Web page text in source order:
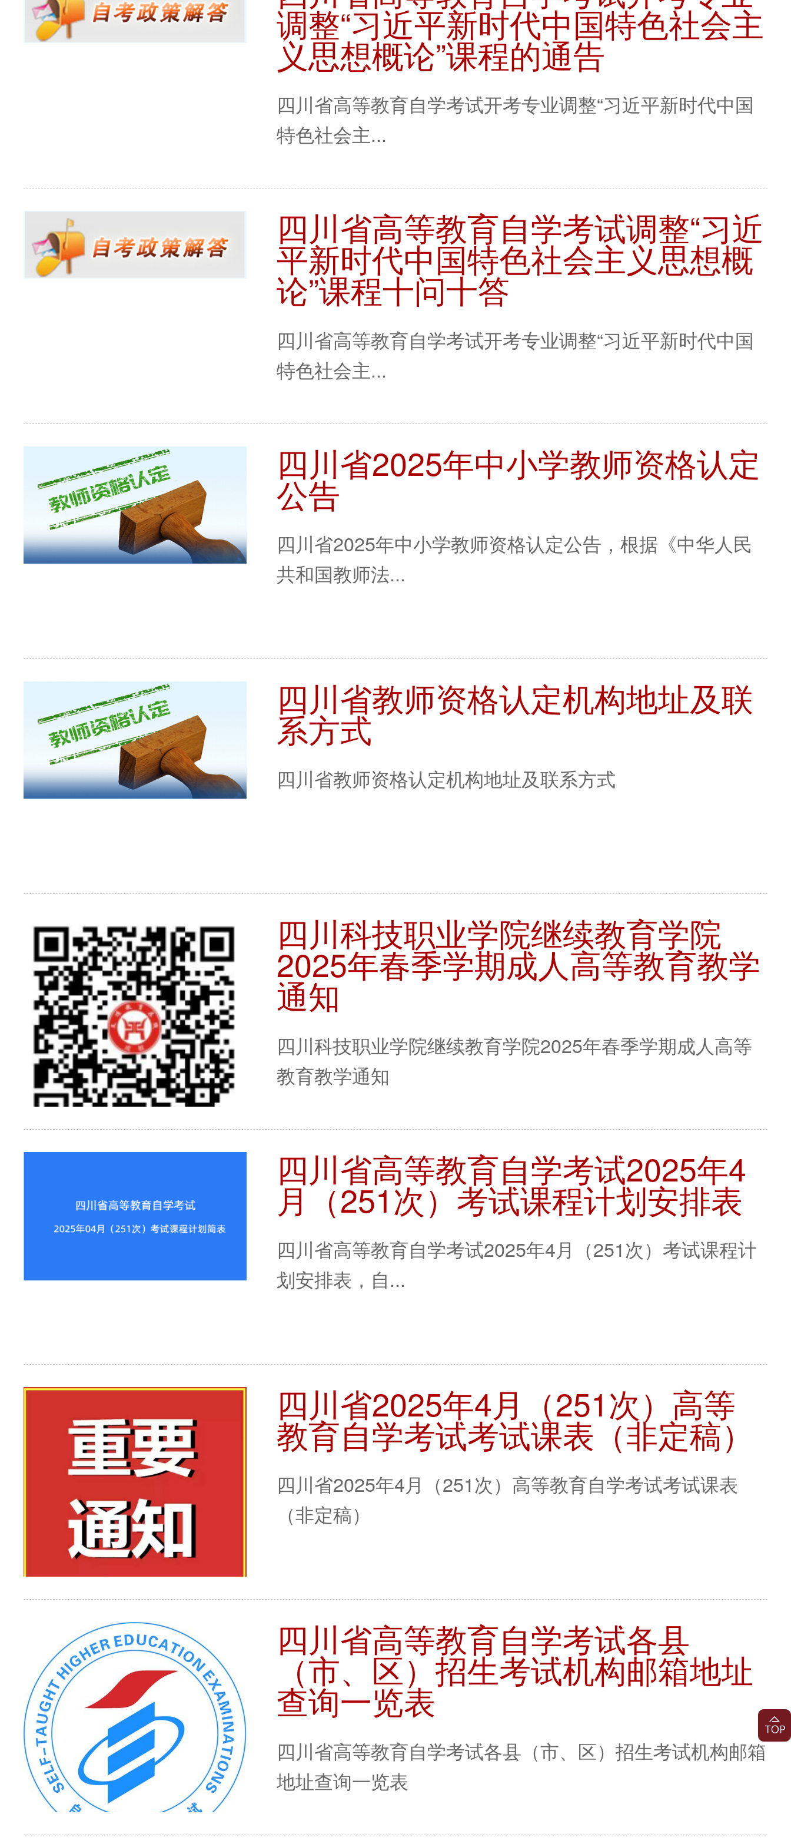
调整“习近平新时代中国特色社会主
义思想概论”课程的通告
四川省高等教育自学考试开考专业调整“习近平新时代中国
特色社会主...
四川省高等教育自学考试调整“习近
平新时代中国特色社会主义思想概
论”课程十问十答
四川省高等教育自学考试开考专业调整“习近平新时代中国
特色社会主...
四川省2025年中小学教师资格认定
公告
四川省2025年中小学教师资格认定公告，根据《中华人民
共和国教师法...
四川省教师资格认定机构地址及联
系方式
四川省教师资格认定机构地址及联系方式
四川科技职业学院继续教育学院
2025年春季学期成人高等教育教学
通知
四川科技职业学院继续教育学院2025年春季学期成人高等
教育教学通知
四川省高等教育自学考试2025年4
月（251次）考试课程计划安排表
四川省高等教育自学考试2025年4月（251次）考试课程计
划安排表，自...
四川省2025年4月（251次）高等
教育自学考试考试课表（非定稿）
四川省2025年4月（251次）高等教育自学考试考试课表
（非定稿）
四川省高等教育自学考试各县
（市、区）招生考试机构邮箱地址
查询一览表
四川省高等教育自学考试各县（市、区）招生考试机构邮箱
地址查询一览表